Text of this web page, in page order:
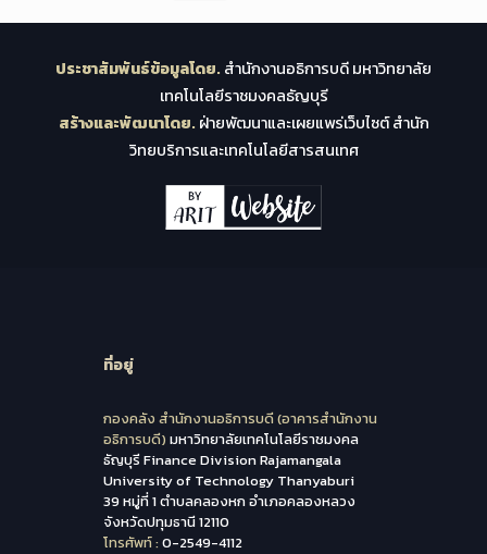
ประชาสัมพันธ์ข้อมูลโดย. สำนักงานอธิการบดี มหาวิทยาลัย
เทคโนโลยีราชมงคลธัญบุรี
สร้างและพัฒนาโดย. ฝ่ายพัฒนาและเผยแพร่เว็บไซต์ สำนัก
วิทยบริการและเทคโนโลยีสารสนเทศ
ที่อยู่
กองคลัง สำนักงานอธิการบดี (อาคารสำนักงาน
อธิการบดี) มหาวิทยาลัยเทคโนโลยีราชมงคล
ธัญบุรี Finance Division Rajamangala
University of Technology Thanyaburi
39 หมู่ที่ 1 ตำบลคลองหก อำเภอคลองหลวง
จังหวัดปทุมธานี 12110
โทรศัพท์ : 0-2549-4112